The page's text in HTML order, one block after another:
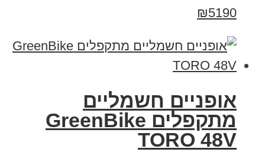
₪5190
אופניים חשמליים
מתקפלים GreenBike
TORO 48V